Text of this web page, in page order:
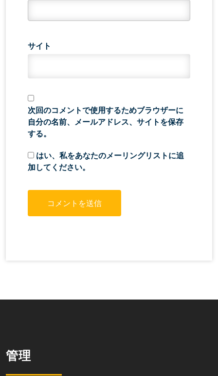
サイト
次回のコメントで使用するためブラウザーに
自分の名前、メールアドレス、サイトを保存
する。
はい、私をあなたのメーリングリストに追
加してください。
管理